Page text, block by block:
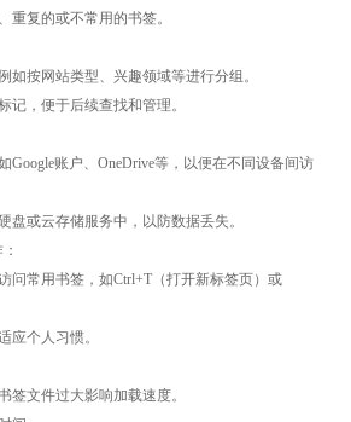
重复的或不常用的书签。
如按网站类型、兴趣领域等进行分组。
记，便于后续查找和管理。
Google账户、OneDrive等，以便在不同设备间访
盘或云存储服务中，以防数据丢失。
问常用书签，如Ctrl+T（打开新标签页）或
应个人习惯。
签文件过大影响加载速度。